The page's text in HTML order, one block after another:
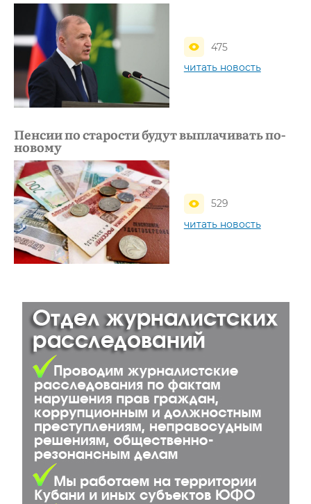
475
читать новость
Пенсии по старости будут выплачивать по-
новому
529
читать новость